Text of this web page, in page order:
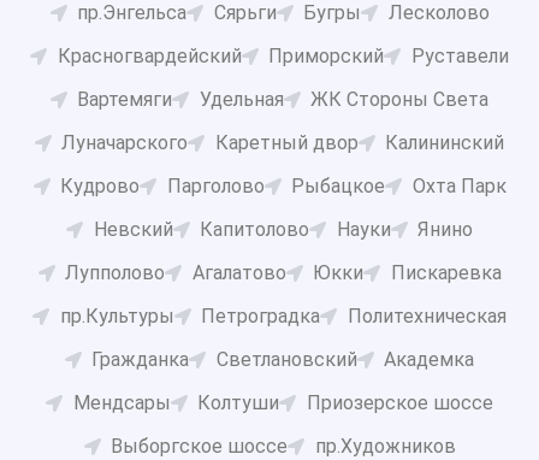
пр.Энгельса Сярьги Бугры
Лесколово
Красногвардейский
Приморский
Руставели
Вартемяги
Удельная
ЖК Стороны Света
Луначарского
Каретный двор
Калининский
Кудрово
Парголово Рыбацкое
Охта Парк
Невский
Капитолово Науки
Янино
Лупполово
Агалатово Юкки
Пискаревка
пр.Культуры
Петроградка
Политехническая
Гражданка
Светлановский
Академка
Мендсары
Колтуши
Приозерское шоссе
Выборгское шоссе
пр.Художников